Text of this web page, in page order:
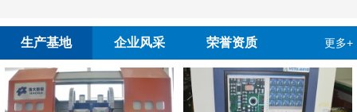
生产基地 企业风采 荣誉资质 更多+